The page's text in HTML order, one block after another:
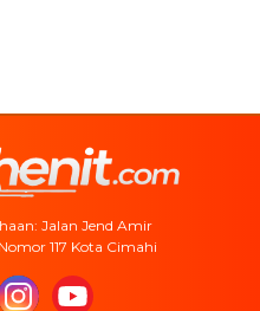
Jalan Jend Amir
117 Kota Cimahi